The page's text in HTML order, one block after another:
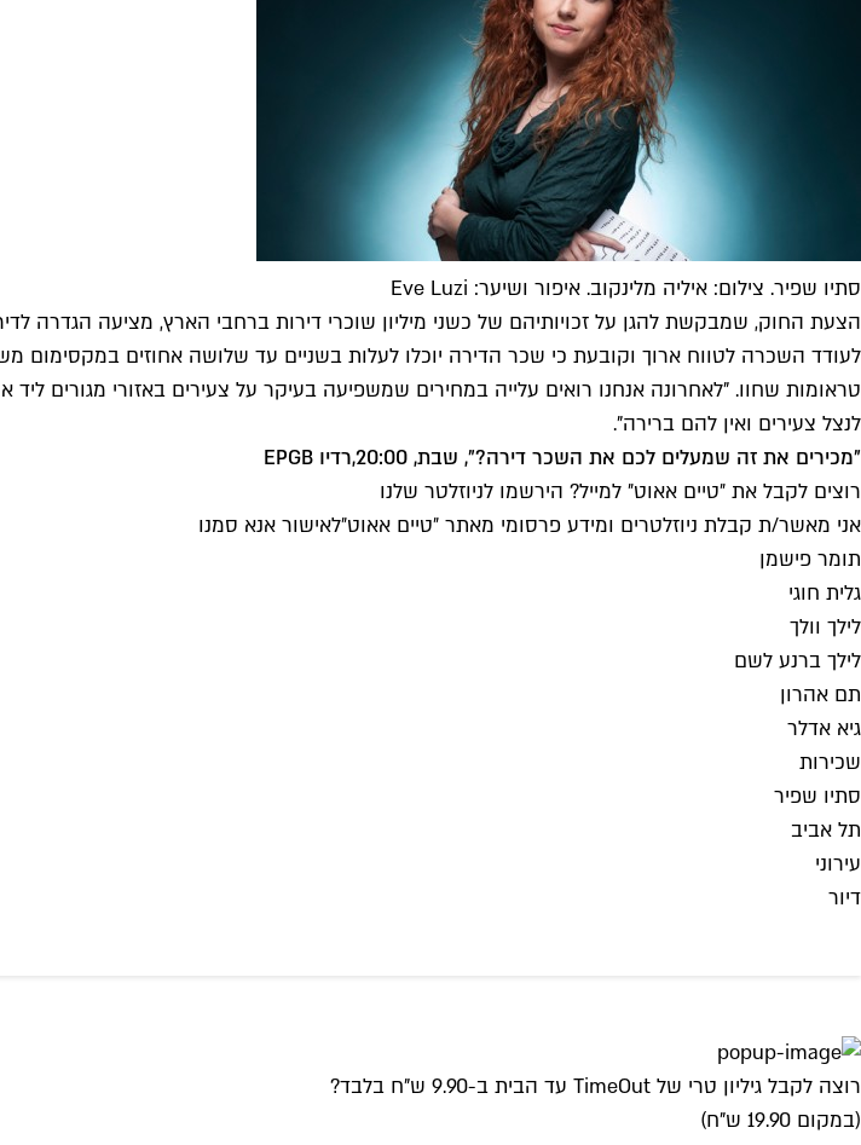
סתיו שפיר. צילום: איליה מלינקוב. איפור ושיער: Eve Luzi
הצעת החוק, שמבקשת להגן על זכויותיהם של כשני מיליון שוכרי דירות ברחבי הארץ, מציעה הגדרה
לעודד השכרה לטווח ארוך וקובעת כי שכר הדירה יוכלו לעלות בשניים עד שלושה אחוזים
טראומות שחוו. "לאחרונה אנחנו רואים עלייה במחירים שמשפיעה בעיקר על צעירים באזורי מגורים
לנצל צעירים ואין להם ברירה".
"מכירים את זה שמעלים לכם את השכר דירה?", שבת, 20:00,
רדיו EPGB
רוצים לקבל את ״טיים אאוט״ למייל? הירשמו לניוזלטר שלנו
אני מאשר/ת קבלת ניוזלטרים ומידע פרסומי מאתר ״טיים אאוט״לאישור אנא סמנו
תומר פישמן
גלית חוגי
לילך וולך
לילך ברנע לשם
תם אהרון
גיא אדלר
שכירות
סתיו שפיר
תל אביב
עירוני
דיור
רוצה לקבל גיליון טרי של TimeOut עד הבית ב-9.90 ש"ח בלבד?
(במקום 19.90 ש"ח)